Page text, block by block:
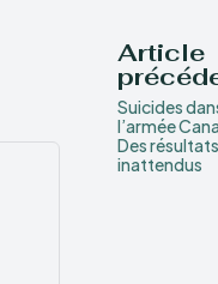
Article
Suicides
l’armée
Des résultats
inattendus